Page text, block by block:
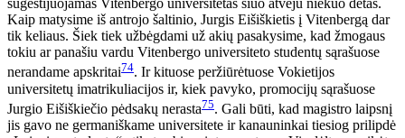
sugestijuojamas Vitenbergo universitetas šiuo atveju niekuo dėtas.
Kaip matysime iš antrojo šaltinio, Jurgis Eišiškietis į Vitenbergą dar
tik keliaus. Šiek tiek užbėgdami už akių pasakysime, kad žmogaus
tokiu ar panašiu vardu Vitenbergo universiteto studentų sąrašuose
nerandame apskritai74. Ir kituose peržiūrėtuose Vokietijos
universitetų imatrikuliacijos ir, kiek pavyko, promocijų sąrašuose
Jurgio Eišiškiečio pėdsakų nerasta75. Gali būti, kad magistro laipsnį
jis gavo ne germaniškame universitete ir kanauninkai tiesiog prilipdė